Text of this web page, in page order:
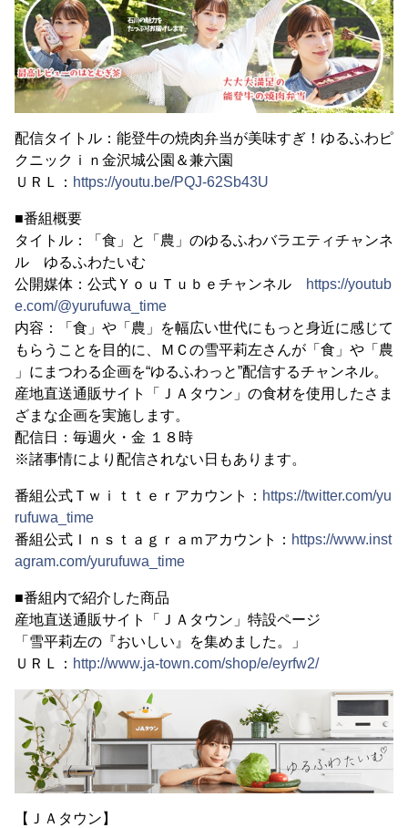
配信タイトル：能登牛の焼肉弁当が美味すぎ！ゆるふわピ
クニックｉｎ金沢城公園＆兼六園
ＵＲＬ： https://youtu.be/PQJ-62Sb43U
■番組概要
タイトル：「食」と「農」のゆるふわバラエティチャンネ
ル ゆるふわたいむ
公開媒体：公式ＹｏｕＴｕｂｅチャンネル
https://youtub
e.com/@yurufuwa_time
内容：「食」や「農」を幅広い世代にもっと身近に感じて
もらうことを目的に、ＭＣの雪平莉左さんが「食」や「農
」にまつわる企画を“ゆるふわっと”配信するチャンネル。
産地直送通販サイト「ＪＡタウン」の食材を使用したさま
ざまな企画を実施します。
配信日：毎週火・金 １８時
※諸事情により配信されない日もあります。
番組公式Ｔｗｉｔｔｅｒアカウント： https://twitter.com/yu
rufuwa_time
番組公式Ｉｎｓｔａｇｒａｍアカウント： https://www.inst
agram.com/yurufuwa_time
■番組内で紹介した商品
産地直送通販サイト「ＪＡタウン」特設ページ
「雪平莉左の『おいしい』を集めました。」
ＵＲＬ： http://www.ja-town.com/shop/e/eyrfw2/
【ＪＡタウン】